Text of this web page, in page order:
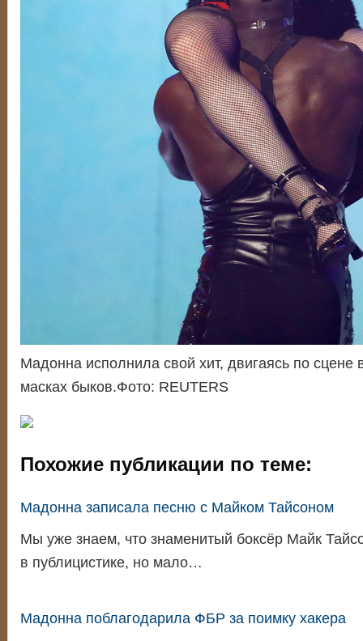
Мадонна исполнила свой хит, двигаясь по сцене
масках быков.Фото: REUTERS
Похожие публикации по теме:
Мадонна записала песню с Майком Тайсоном
Мы уже знаем, что знаменитый боксёр Майк
в публицистике, но мало…
Мадонна поблагодарила ФБР за поимку хакера